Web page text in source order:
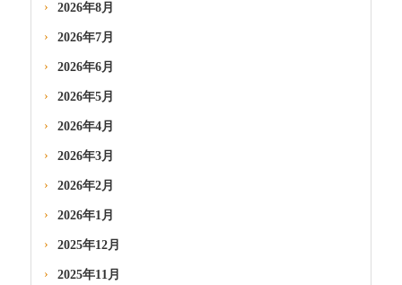
2026年8月
2026年7月
2026年6月
2026年5月
2026年4月
2026年3月
2026年2月
2026年1月
2025年12月
2025年11月